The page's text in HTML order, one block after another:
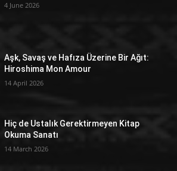
4 June 2026
Aşk, Savaş ve Hafıza Üzerine Bir Ağıt:
Hiroshima Mon Amour
14 April 2026
Hiç de Ustalık Gerektirmeyen Kitap
Okuma Sanatı
14 March 2026